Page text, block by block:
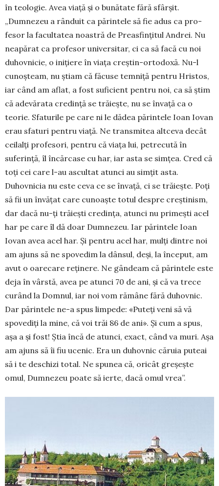
în teologie. Avea viață și o bunătate fără sfârșit.
„Dumnezeu a rânduit ca părintele să fie adus ca pro­
fesor la facultatea noastră de Preasfințitul Andrei. Nu
neapărat ca profesor uni­ver­sitar, ci ca să facă cu noi
duhovnicie, o inițiere în via­ța creștin-ortodoxă. Nu-l
cunoșteam, nu știam că fă­cuse temniță pentru Hristos,
iar când am aflat, a fost suficient pentru noi, ca să știm
că adevărata credință se trăiește, nu se învață ca o
teorie. Sfaturile pe care ni le dădea părintele Ioan Iovan
erau sfaturi pentru viață. Ne transmitea altceva decât
ceilalți profe­sori, pentru că viața lui, petrecută în
suferință, îl încărcase cu har, iar asta se simțea. Cred că
toți cei care l-au ascultat atunci au simțit asta.
Duhovnicia nu este ceva ce se învață, ci se tră­iește. Poți
să fii un învățat care cunoaște totul despre creștinism,
dar dacă nu-ți trăiești credința, atunci nu primești acel
har pe care îl dă doar Dum­nezeu. Iar părintele Ioan
Iovan avea acel har. Și pentru acel har, mulți dintre noi
am ajuns să ne spovedim la dânsul, deși, la început, am
avut o oare­care reținere. Ne gândeam că părintele este
deja în vârstă, avea pe atunci 70 de ani, și că va trece
curând la Domnul, iar noi vom rămâne fără duhov­nic.
Dar părintele ne-a spus limpede: «Puteți veni să vă
spovediți la mine, că voi trăi 86 de ani». Și cum a spus,
așa a și fost! Știa încă de atunci, exact, când va muri. Așa
am ajuns să îi fiu ucenic. Era un duhovnic căruia puteai
să i te deschizi total. Ne spunea că, oricât greșește
omul, Dumne­zeu poate să ierte, dacă omul vrea”.